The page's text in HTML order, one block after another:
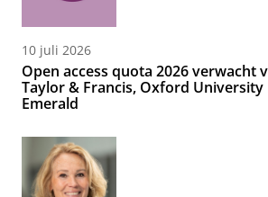
10 juli 2026
Open access quota 2026 verwacht
Taylor & Francis, Oxford University
Emerald